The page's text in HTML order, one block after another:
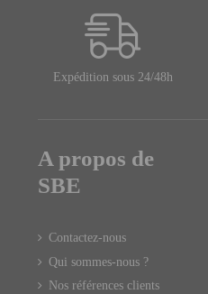
Expédition sous 24/48h
A propos de
SBE
Contactez-nous
Qui sommes-nous ?
Nos références clients